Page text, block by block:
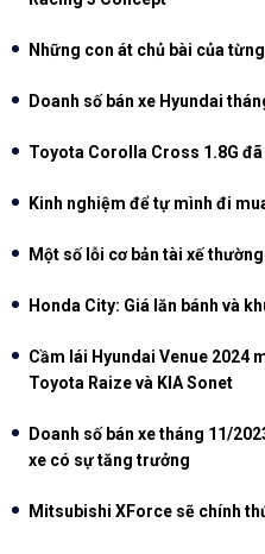
Những con át chủ bài của
Doanh số bán xe Hyundai
Toyota Corolla Cross 1.8G
Kinh nghiệm để tự mình đi
Một số lỗi cơ bản tài xế
Honda City: Giá lăn bánh và
Cầm lái Hyundai Venue 2024
Toyota Raize và KIA Sonet
Doanh số bán xe tháng 11/
xe có sự tăng trưởng
Mitsubishi XForce sẽ chính